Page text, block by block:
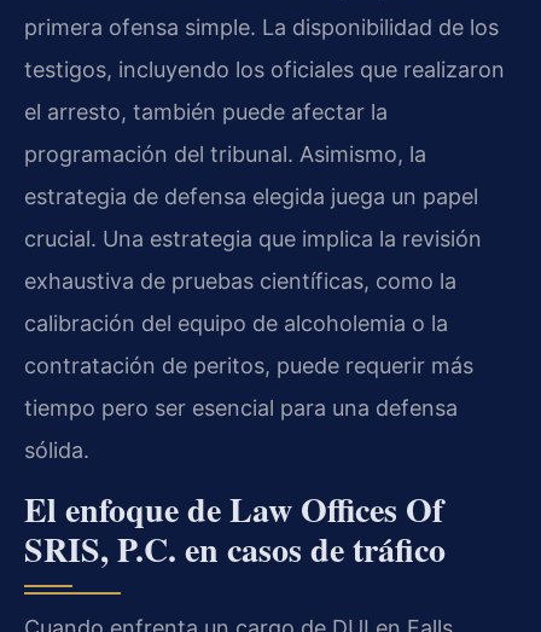
primera ofensa simple. La disponibilidad de los
testigos, incluyendo los oficiales que realizaron
el arresto, también puede afectar la
programación del tribunal. Asimismo, la
estrategia de defensa elegida juega un papel
crucial. Una estrategia que implica la revisión
exhaustiva de pruebas científicas, como la
calibración del equipo de alcoholemia o la
contratación de peritos, puede requerir más
tiempo pero ser esencial para una defensa
sólida.
El enfoque de Law Offices Of
SRIS, P.C. en casos de tráfico